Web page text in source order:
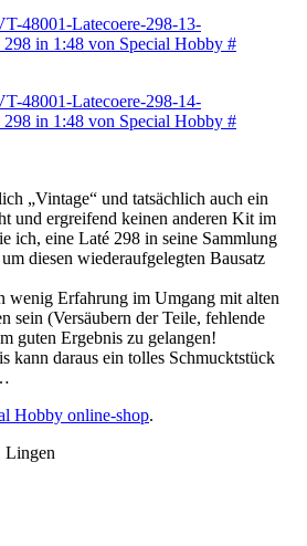
„Vintage“ und tatsächlich auch ein
und ergreifend keinen anderen Kit im
ich, eine Laté 298 in seine Sammlung
diesen wiederaufgelegten Bausatz
wenig Erfahrung im Umgang mit alten
sein (Versäubern der Teile, fehlende
guten Ergebnis zu gelangen!
kann daraus ein tolles Schmucktstück
Hobby online-shop.
Lingen